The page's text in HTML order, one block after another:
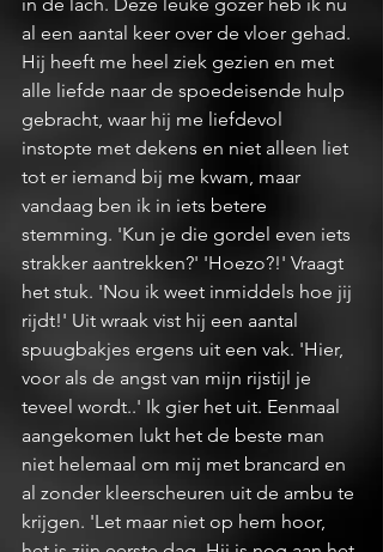
al een aantal keer over de vloer gehad.
Hij heeft me heel ziek gezien en met
alle liefde naar de spoedeisende hulp
gebracht, waar hij me liefdevol
instopte met dekens en niet alleen liet
tot er iemand bij me kwam, maar
vandaag ben ik in iets betere
stemming. 'Kun je die gordel even iets
strakker aantrekken?' 'Hoezo?!' Vraagt
het stuk. 'Nou ik weet inmiddels hoe jij
rijdt!' Uit wraak vist hij een aantal
spuugbakjes ergens uit een vak. 'Hier,
voor als de angst van mijn rijstijl je
teveel wordt..' Ik gier het uit. Eenmaal
aangekomen lukt het de beste man
niet helemaal om mij met brancard en
al zonder kleerscheuren uit de ambu te
krijgen. 'Let maar niet op hem hoor,